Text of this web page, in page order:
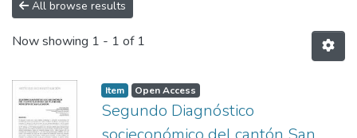
All browse results
Now showing 1 - 1 of 1
Item Open Access
Segundo Diagnóstico